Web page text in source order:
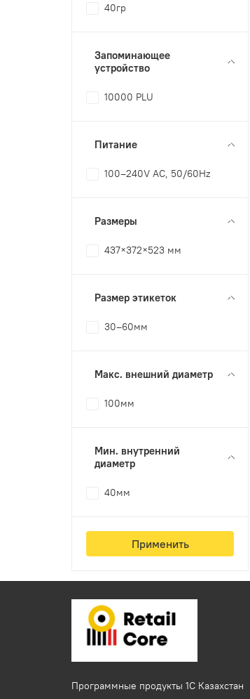
40гр
Запоминающее
устройство
10000 PLU
Питание
100–240V AC, 50/60Hz
Размеры
437×372×523 мм
Размер этикеток
30–60мм
Макс. внешний диаметр
100мм
Мин. внутренний
диаметр
40мм
Применить
Программные продукты 1C Казахстан